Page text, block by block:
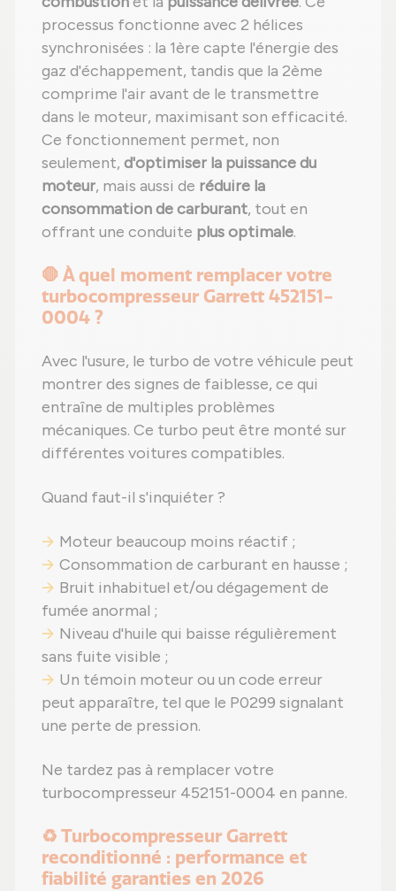
processus fonctionne avec 2 hélices
synchronisées : la 1ère capte l'énergie des
gaz d'échappement, tandis que la 2ème
comprime l'air avant de le transmettre
dans le moteur, maximisant son efficacité.
Ce fonctionnement permet, non
seulement, d'optimiser la puissance du
moteur, mais aussi de réduire la
consommation de carburant, tout en
offrant une conduite plus optimale.
🛑 À quel moment remplacer votre
turbocompresseur Garrett 452151-
0004 ?
Avec l'usure, le turbo de votre véhicule peut
montrer des signes de faiblesse, ce qui
entraîne de multiples problèmes
mécaniques. Ce turbo peut être monté sur
différentes voitures compatibles.
Quand faut-il s'inquiéter ?
Moteur beaucoup moins réactif ;
Consommation de carburant en hausse ;
Bruit inhabituel et/ou dégagement de
fumée anormal ;
Niveau d'huile qui baisse régulièrement
sans fuite visible ;
Un témoin moteur ou un code erreur
peut apparaître, tel que le P0299 signalant
une perte de pression.
Ne tardez pas à remplacer votre
turbocompresseur 452151-0004 en panne.
♻️ Turbocompresseur Garrett
reconditionné : performance et
fiabilité garanties en 2026